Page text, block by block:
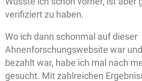
verifiziert zu haben.
Wo ich dann schonmal auf dieser
Ahnenforschungswebsite war
bezahlt war, habe ich mal nach
gesucht. Mit zahlreichen